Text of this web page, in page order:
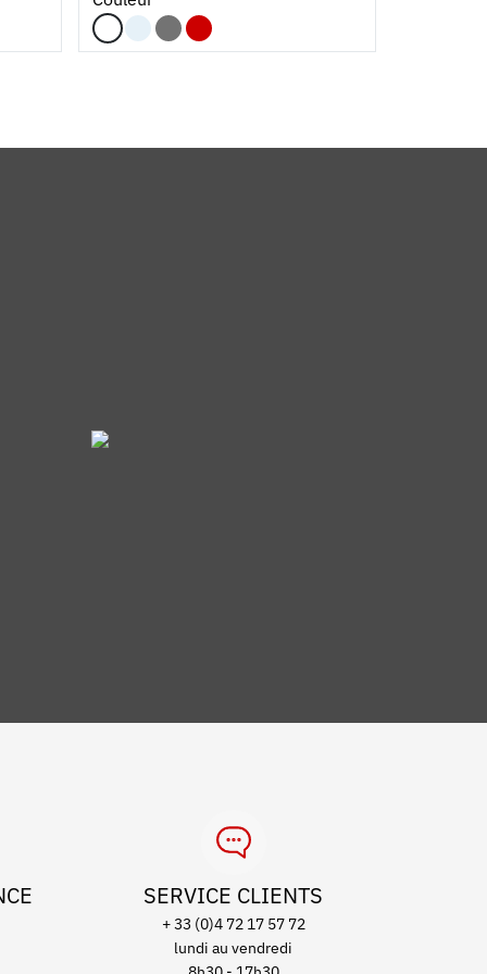
SERVICE CLIENTS
+ 33 (0)4 72 17 57 72
lundi au vendredi